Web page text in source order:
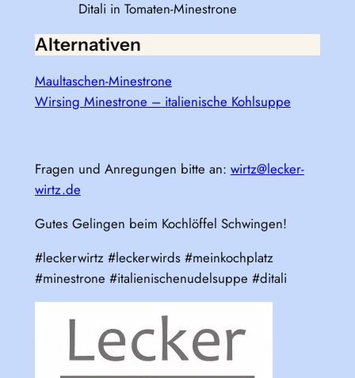
Ditali in Tomaten-Minestrone
Alternativen
Maultaschen-Minestrone
Wirsing Minestrone – italienische Kohlsuppe
Fragen und Anregungen bitte an: wirtz@lecker-
wirtz.de
Gutes Gelingen beim Kochlöffel Schwingen!
#leckerwirtz #leckerwirds #meinkochplatz
#minestrone #italienischenudelsuppe #ditali